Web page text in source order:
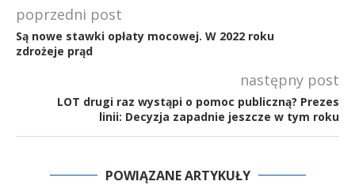
poprzedni post
Są nowe stawki opłaty mocowej. W 2022 roku
zdrożeje prąd
następny post
LOT drugi raz wystąpi o pomoc publiczną? Prezes
linii: Decyzja zapadnie jeszcze w tym roku
POWIĄZANE ARTYKUŁY